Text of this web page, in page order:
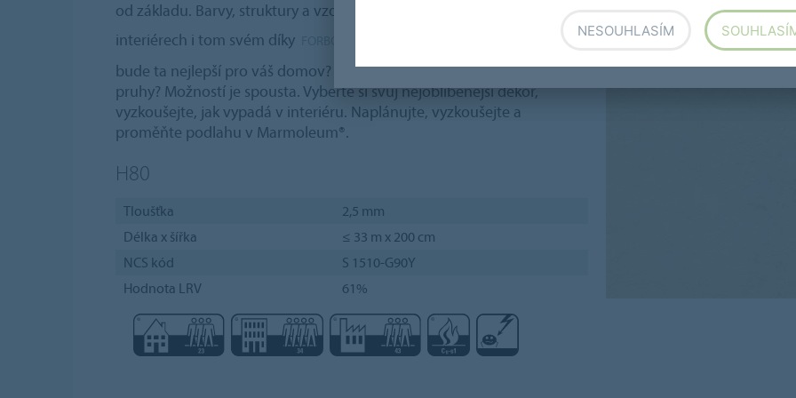
od základu. Barvy, struktury a vzory hravě vyzkoušíte v mnoha
interiérech i tom svém díky
. Která barva
bude ta nejlepší pro váš domov? Zelená, oranžová nebo extravagantní
pruhy? Možností je spousta. Vyberte si svůj nejoblíbenější dekor,
vyzkoušejte, jak vypadá v interiéru. Naplánujte, vyzkoušejte a
proměňte podlahu v Marmoleum®.
H80
Tloušťka
2,5 mm
Délka x šířka
≤ 33 m x 200 cm
NCS kód
S 1510-G90Y
Hodnota LRV
61%
NESOUHLASÍM